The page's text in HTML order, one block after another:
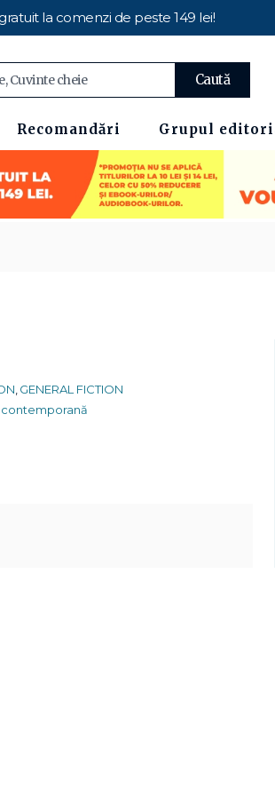
la comenzi de peste 149 lei!
Caută
Recomandări Grupul
GENERAL FICTION